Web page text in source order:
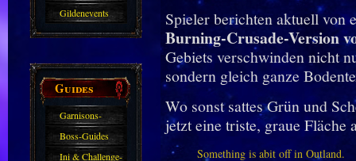
Gildenevents
Guides
Garnisons-
Guides
Boss-Guides
Ini & Challenge-
Spieler berichten aktuell von
Burning-Crusade-Version
Gebiets verschwinden nicht
sondern gleich ganze
Wo sonst sattes Grün und
jetzt eine triste, graue Fläche
Something is abit off in Outland.